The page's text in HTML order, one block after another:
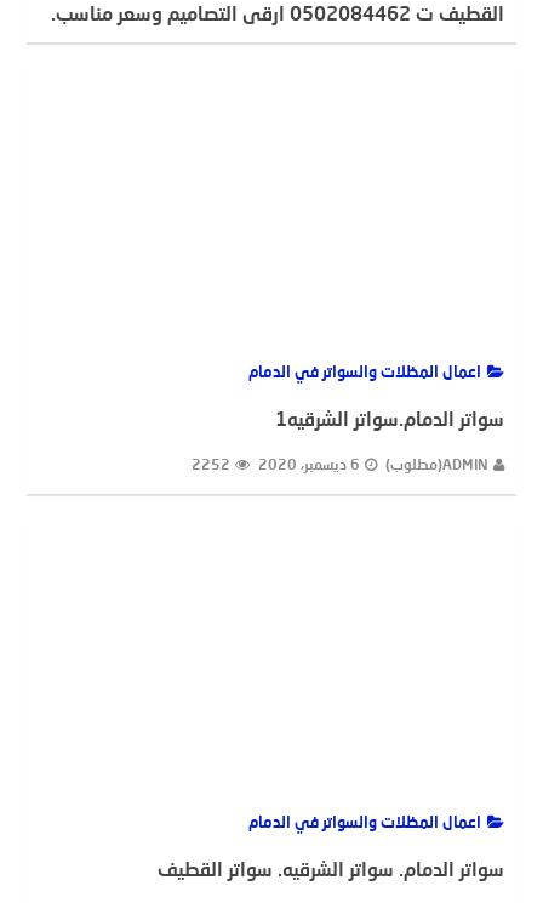
القطيف ت 0502084462 ارقى التصاميم وسعر مناسب.
اعمال المظلات والسواتر في الدمام
سواتر الدمام.سواتر الشرقيه1
ADMIN(مطلوب) 6 ديسمبر، 2020 2252
اعمال المظلات والسواتر في الدمام
سواتر الدمام. سواتر الشرقيه. سواتر القطيف